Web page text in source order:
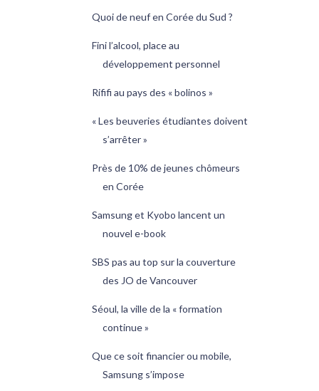
Quoi de neuf en Corée du Sud ?
Fini l’alcool, place au
développement personnel
Rififi au pays des « bolinos »
« Les beuveries étudiantes doivent
s’arrêter »
Près de 10% de jeunes chômeurs
en Corée
Samsung et Kyobo lancent un
nouvel e-book
SBS pas au top sur la couverture
des JO de Vancouver
Séoul, la ville de la « formation
continue »
Que ce soit financier ou mobile,
Samsung s’impose